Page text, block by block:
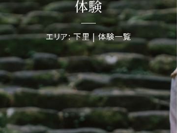
体験
エリア: 下里 | 体験一覧